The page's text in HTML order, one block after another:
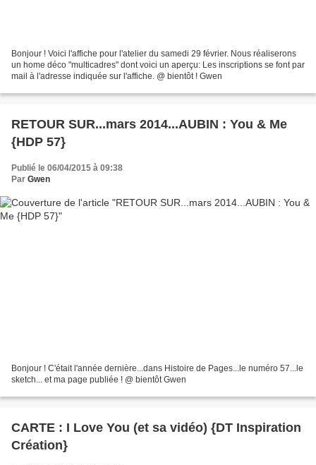
Bonjour ! Voici l'affiche pour l'atelier du samedi 29 février. Nous réaliserons
un home déco "multicadres" dont voici un aperçu: Les inscriptions se font par
mail à l'adresse indiquée sur l'affiche. @ bientôt ! Gwen
RETOUR SUR...mars 2014...AUBIN : You & Me
{HDP 57}
Publié le 06/04/2015 à 09:38
Par Gwen
Bonjour ! C'était l'année dernière...dans Histoire de Pages...le numéro 57...le
sketch... et ma page publiée ! @ bientôt Gwen
CARTE : I Love You (et sa vidéo) {DT Inspiration
Création}